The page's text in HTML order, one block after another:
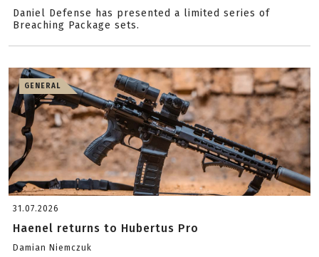
Daniel Defense has presented a limited series of
Breaching Package sets.
GENERAL
31.07.2026
Haenel returns to Hubertus Pro
Damian Niemczuk